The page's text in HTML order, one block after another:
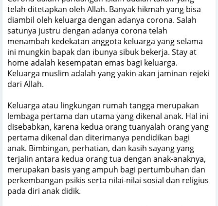
telah ditetapkan oleh Allah. Banyak hikmah yang bisa
diambil oleh keluarga dengan adanya corona. Salah
satunya justru dengan adanya corona telah
menambah kedekatan anggota keluarga yang selama
ini mungkin bapak dan ibunya sibuk bekerja. Stay at
home adalah kesempatan emas bagi keluarga.
Keluarga muslim adalah yang yakin akan jaminan rejeki
dari Allah.
Keluarga atau lingkungan rumah tangga merupakan
lembaga pertama dan utama yang dikenal anak. Hal ini
disebabkan, karena kedua orang tuanyalah orang yang
pertama dikenal dan diterimanya pendidikan bagi
anak. Bimbingan, perhatian, dan kasih sayang yang
terjalin antara kedua orang tua dengan anak-anaknya,
merupakan basis yang ampuh bagi pertumbuhan dan
perkembangan psikis serta nilai-nilai sosial dan religius
pada diri anak didik.